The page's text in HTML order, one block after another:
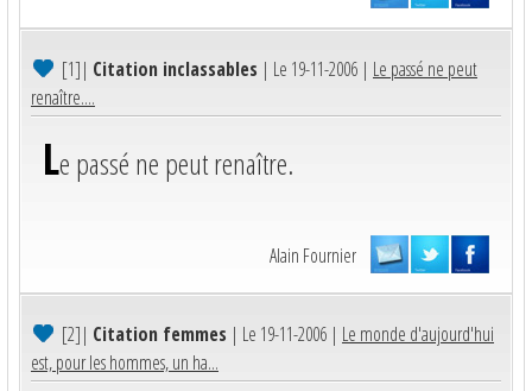
[1]| Citation inclassables | Le 19-11-2006 | Le passé ne peut
renaître....
Le passé ne peut renaître.
Alain Fournier
[2]| Citation femmes | Le 19-11-2006 | Le monde d'aujourd'hui
est, pour les hommes, un ha...